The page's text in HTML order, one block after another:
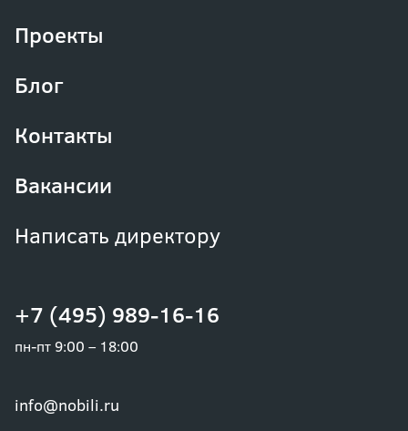
+7 (495) 989-16-16
пн-пт 9:00 – 18:00
info@nobili.ru
Проекты
Блог
Контакты
Вакансии
Написать директору